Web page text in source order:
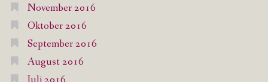
November 2016
Oktober 2016
September 2016
August 2016